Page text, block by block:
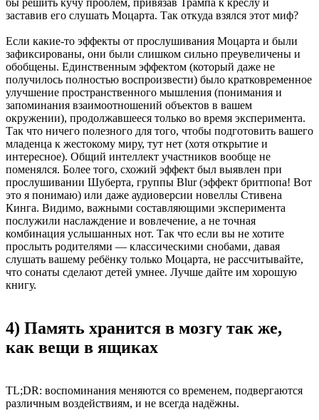
бы решить кучу проблем, привязав Трампа к креслу и
заставив его слушать Моцарта. Так откуда взялся этот миф?
Если какие-то эффекты от прослушивания Моцарта и были
зафиксированы, они были слишком сильно преувеличены и
обобщены. Единственным эффектом (который даже не
получилось полностью воспроизвести) было кратковременное
улучшение пространственного мышления (понимания и
запоминания взаимоотношений объектов в вашем
окружении), продолжавшееся только во время эксперимента.
Так что ничего полезного для того, чтобы подготовить вашего
младенца к жестокому миру, тут нет (хотя открытие и
интересное). Общий интеллект участников вообще не
поменялся. Более того, схожий эффект был выявлен при
прослушивании Шуберта, группы Blur (эффект бритпопа! Вот
это я понимаю) или даже аудиоверсии новеллы Стивена
Кинга. Видимо, важными составляющими эксперимента
послужили наслаждение и вовлечение, а не точная
комбинация услышанных нот. Так что если вы не хотите
прослыть родителями — классическими снобами, давая
слушать вашему ребёнку только Моцарта, не рассчитывайте,
что сонаты сделают детей умнее. Лучше дайте им хорошую
книгу.
4) Память хранится в мозгу так же,
как вещи в ящиках
TL;DR: воспоминания меняются со временем, подвергаются
различным воздействиям, и не всегда надёжны.